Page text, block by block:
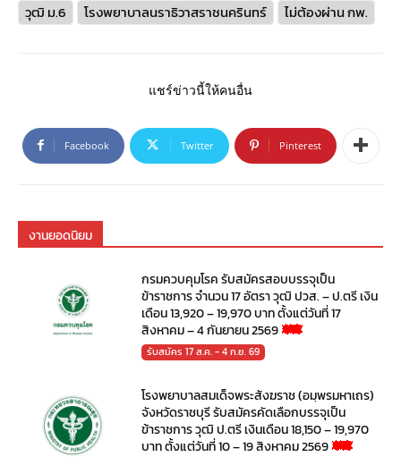
วุฒิ ม.6
โรงพยาบาลนราธิวาสราชนครินทร์ ไม่ต้องผ่าน กพ.
แชร์ข่าวนี้ให้คนอื่น
Facebook Twitter Pinterest
งานยอดนิยม
กรมควบคุมโรค รับสมัครสอบบรรจุเป็น
ข้าราชการ จำนวน 17 อัตรา วุฒิ ปวส. – ป.ตรี เงิน
เดือน 13,920 – 19,970 บาท ตั้งแต่วันที่ 17
สิงหาคม – 4 กันยายน 2569
รับสมัคร 17 ส.ค. - 4 ก.ย. 69
โรงพยาบาลสมเด็จพระสังฆราช (อมฺพรมหาเถร)
จังหวัดราชบุรี รับสมัครคัดเลือกบรรจุเป็น
ข้าราชการ วุฒิ ป.ตรี เงินเดือน 18,150 – 19,970
บาท ตั้งแต่วันที่ 10 – 19 สิงหาคม 2569